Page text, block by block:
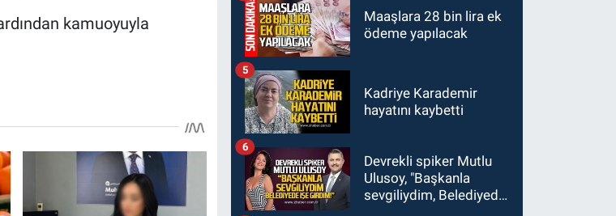
kamuoyuyla
yok?
Maaşlara 28 bin lira ek
ödeme yapılacak
Kadriye Karademir
hayatını kaybetti
5
Devrekli spiker Mutlu
Ulusoy, "Başkanla
sevgiliydim, Belediyede
6